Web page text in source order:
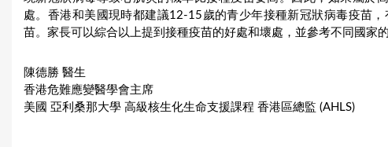
處。香港和美國現時都建議12-15歲的青少年接種新冠狀病毒疫苗
苗。家長可以綜合以上提到接種疫苗的好處和壞處，並參考不同國家
陳德勝 醫生
香港危難應變醫學會主席
美國 亞利桑那大學 高級核生化生命支援課程 香港區總監 (AHLS)